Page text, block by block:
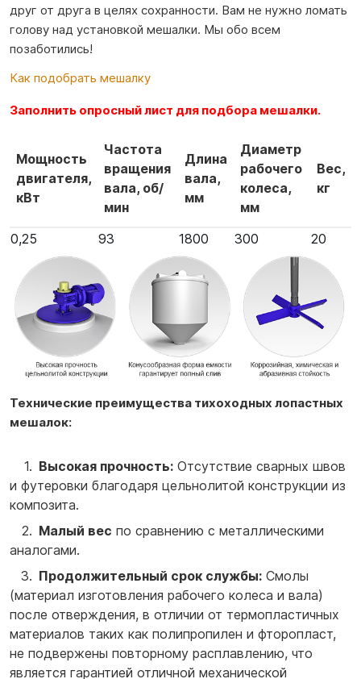
друг от друга в целях сохранности. Вам не нужно ломать
голову над установкой мешалки. Мы обо всем
позаботились!
Как подобрать мешалку
Заполнить опросный лист для подбора мешалки.
Мощность
двигателя,
кВт
Частота
вращения
вала, об/
мин
Длина
вала,
мм
Диаметр
рабочего
колеса,
мм
Вес,
кг
0,25 93 1800 300 20
Технические преимущества тихоходных лопастных
мешалок:
Высокая прочность: Отсутствие сварных швов
и футеровки благодаря цельнолитой конструкции из
композита.
Малый вес по сравнению с металлическими
аналогами.
Продолжительный срок службы: Смолы
(материал изготовления рабочего колеса и вала)
после отверждения, в отличии от термопластичных
материалов таких как полипропилен и фторопласт,
не подвержены повторному расплавлению, что
является гарантией отличной механической